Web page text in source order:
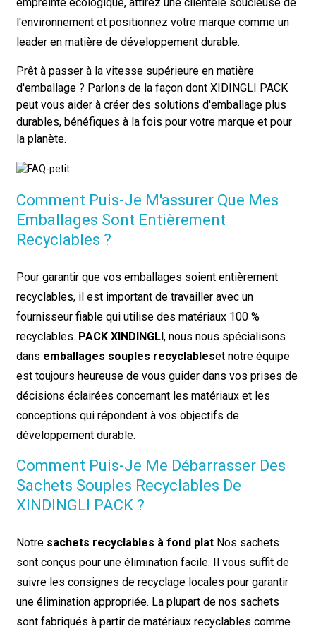
l'environnement et positionnez votre marque comme un
leader en matière de développement durable.
Prêt à passer à la vitesse supérieure en matière
d'emballage ? Parlons de la façon dont XIDINGLI PACK
peut vous aider à créer des solutions d'emballage plus
durables, bénéfiques à la fois pour votre marque et pour
la planète.
Comment Puis-Je M'assurer Que Mes
Emballages Sont Entièrement
Recyclables ?
Pour garantir que vos emballages soient entièrement
recyclables, il est important de travailler avec un
fournisseur fiable qui utilise des matériaux 100 %
recyclables. PACK XINDINGLI, nous nous spécialisons
dans emballages souples recyclableset notre équipe
est toujours heureuse de vous guider dans vos prises de
décisions éclairées concernant les matériaux et les
conceptions qui répondent à vos objectifs de
développement durable.
Comment Puis-Je Me Débarrasser Des
Sachets Souples Recyclables De
XINDINGLI PACK ?
Notre sachets recyclables à fond platNos sachets
sont conçus pour une élimination facile. Il vous suffit de
suivre les consignes de recyclage locales pour garantir
une élimination appropriée. La plupart de nos sachets
sont fabriqués à partir de matériaux recyclables comme